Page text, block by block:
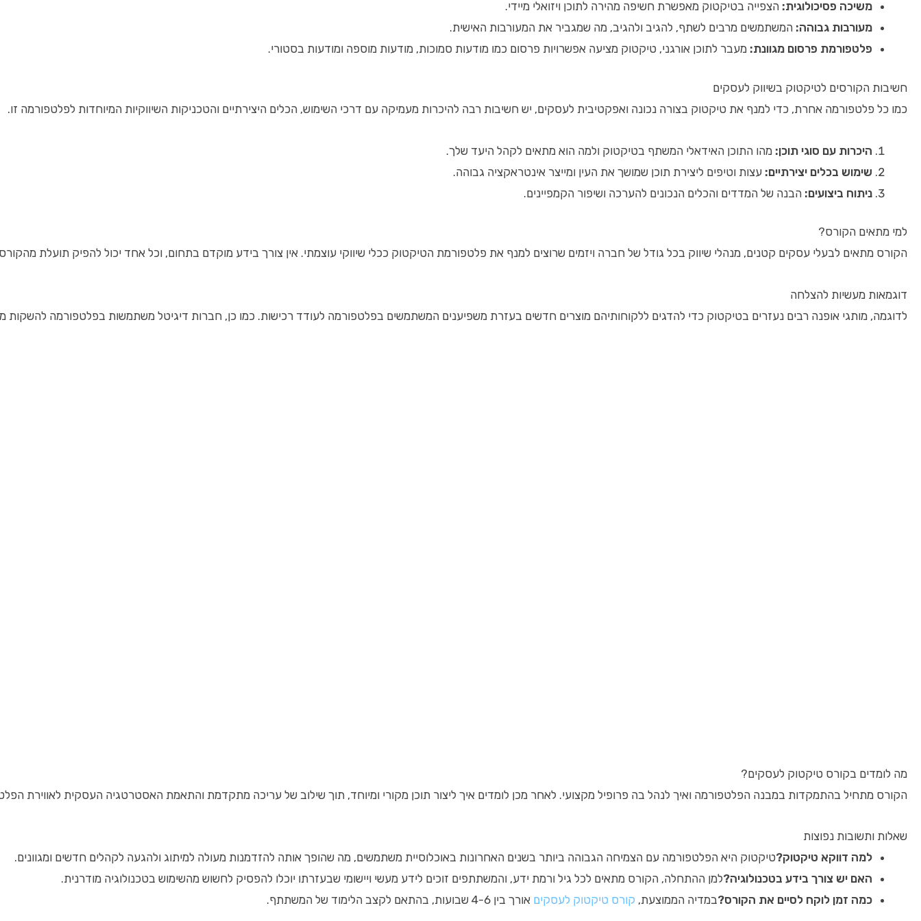
משיכה פסיכולוגית: הצפייה בטיקטוק מאפשרת חשיפה מהירה לתוכן ויזואלי מיידי.
מעורבות גבוהה: המשתמשים מרבים לשתף, להגיב ולהגיב, מה שמגביר את המעורבות האישית.
פלטפורמת פרסום מגוונת: מעבר לתוכן אורגני, טיקטוק מציעה אפשרויות פרסום כמו מודעות סמוכות, מודעות מוספה ומודעות בסטורי.
חשיבות הקורסים לטיקטוק בשיווק לעסקים
כמו כל פלטפורמה אחרת, כדי למנף את טיקטוק בצורה נכונה ואפקטיבית לעסקים, יש חשיבות רבה להיכרות מעמיקה עם דרכי השימוש, הכלים היצירתיים והטכניקות השיווקיות המיוחדות לפלטפורמה זו.
היכרות עם סוגי תוכן: מהו התוכן האידאלי המשתף בטיקטוק ולמה הוא מתאים לקהל היעד שלך.
שימוש בכלים יצירתיים: עצות וטיפים ליצירת תוכן שמושך את העין ומייצר אינטראקציה גבוהה.
ניתוח ביצועים: הבנה של המדדים והכלים הנכונים להערכה ושיפור הקמפיינים.
למי מתאים הקורס?
הקורס מתאים לבעלי עסקים קטנים, מנהלי שיווק בכל גודל של חברה ויזמים שרוצים למנף את פלטפורמת הטיקטוק ככלי שיווקי עוצמתי. אין צורך בידע מוקדם בתחום, וכל אחד יכול להפיק תועלת
דוגמאות מעשיות להצלחה
לדוגמה, מותגי אופנה רבים נעזרים בטיקטוק כדי להדגים ללקוחותיהם מוצרים חדשים בעזרת משפיענים המשתמשים בפלטפורמה לעודד רכישות. כמו כן, חברות דיגיטל משתמשות בפלטפורמה להשקות
מה לומדים בקורס טיקטוק לעסקים?
הקורס מתחיל בהתמקדות במבנה הפלטפורמה ואיך לנהל בה פרופיל מקצועי. לאחר מכן לומדים איך ליצור תוכן מקורי ומיוחד, תוך שילוב של עריכה מתקדמת והתאמת האסטרטגיה העסקית לאווירת
שאלות ותשובות נפוצות
למה דווקא טיקטוק?טיקטוק היא הפלטפורמה עם הצמיחה הגבוהה ביותר בשנים האחרונות באוכלוסיית משתמשים, מה שהופך אותה להזדמנות מעולה למיתוג ולהגעה לקהלים חדשים ומגוונים.
האם יש צורך בידע בטכנולוגיה?למן ההתחלה, הקורס מתאים לכל גיל ורמת ידע, והמשתתפים זוכים לידע מעשי ויישומי שבעזרתו יוכלו להפסיק לחשוש מהשימוש בטכנולוגיה מודרנית.
כמה זמן לוקח לסיים את הקורס?במדיה הממוצעת, קורס טיקטוק לעסקים אורך בין 4-6 שבועות, בהתאם לקצב הלימוד של המשתתף.